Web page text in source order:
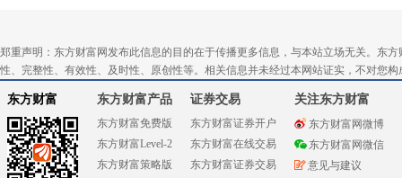
郑重声明：东方财富网发布此信息的目的在于传播更多信息，与本站立场无关。东
性、完整性、有效性、及时性、原创性等。相关信息并未经过本网站证实，不对您
东方财富 东方财富产品
东方财富免费版
东方财富Level-2
东方财富策略版
证券交易
东方财富证券开户
东方财富在线交易
东方财富证券交易
关注东方财富
东方财富网微博
东方财富网微信
意见与建议